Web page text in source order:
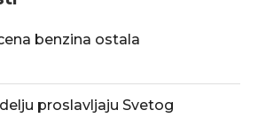
benzina ostala
proslavljaju Svetog